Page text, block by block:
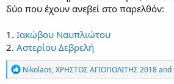
δύο που έχουν ανεβεί στο παρελθόν:
1. Ιακώβου Ναυπλιώτου
2. Αστερίου Δεβρελή
R
e
Nikolaos,ΧΡΗΣΤΟΣ ΑΓΙΟΠΟΛΙΤΗΣ 2018and